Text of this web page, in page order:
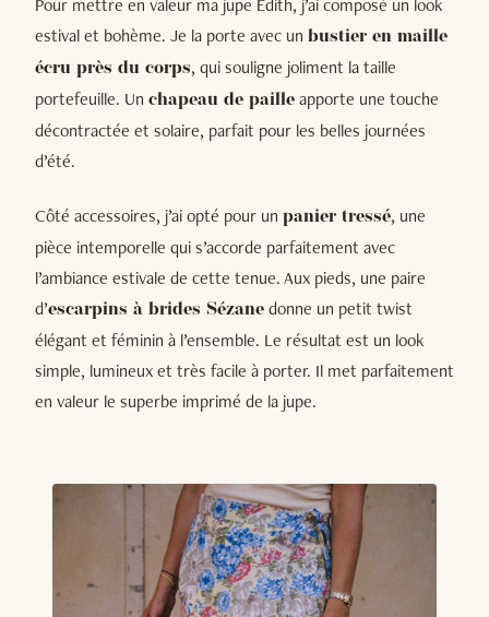
Pour mettre en valeur ma jupe Edith, j’ai composé un look
estival et bohème. Je la porte avec un bustier en maille
écru près du corps, qui souligne joliment la taille
portefeuille. Un chapeau de paille apporte une touche
décontractée et solaire, parfait pour les belles journées
d’été.
Côté accessoires, j’ai opté pour un panier tressé, une
pièce intemporelle qui s’accorde parfaitement avec
l’ambiance estivale de cette tenue. Aux pieds, une paire
d’escarpins à brides Sézane donne un petit twist
élégant et féminin à l’ensemble. Le résultat est un look
simple, lumineux et très facile à porter. Il met parfaitement
en valeur le superbe imprimé de la jupe.